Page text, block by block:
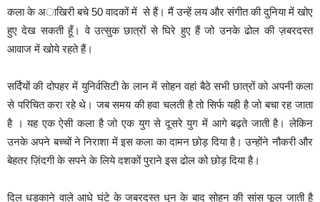
कला के अाखिरी बचे 50 वादकों में से हैं। मैं उन्हें लय और संगीत की दुनिया में खोए
हुए देख सकती हूँ। वे उत्सुक छात्रों से घिरे हुए हैं जो उनके ढोल की ज़बरदस्त
आवाज में खोये रहते हैं।
सर्दिंयों की दोपहर में युनिर्वसिटी के लान में सोहन वहां बैठे सभी छात्रों को अपनी कला
से परिचित करा रहे थे। जब समय की हवा चलती है तो सिर्फ यही है जो बचा रह जाता
है । यह एक ऐसी कला है जो एक युग से दूसरे युग में आगे बढ़ते जाती है। लेकिन
उनके अपने बच्चों ने निराशा में इस कला का दामन छोड़ दिया है। उन्होंने नौकरी और
बेहतर ज़िंदगी के सपने के लिये दशकों पुराने इस ढोल को छोड़ दिया है।
दिल धड़काने वाले आधे घंटे के जबरदस्त धुन के बाद सोहन की सांस फूल जाती है